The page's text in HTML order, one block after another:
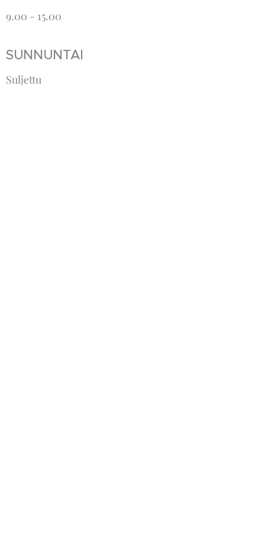
9.00 - 15.00
SUNNUNTAI
Suljettu